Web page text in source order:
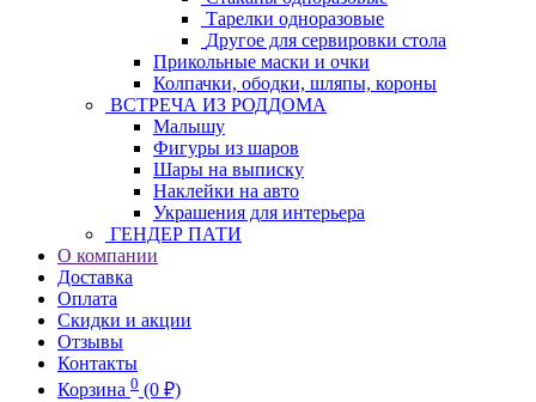
Тарелки одноразовые
Другое для сервировки стола
Прикольные маски и очки
Колпачки, ободки, шляпы, короны
ВСТРЕЧА ИЗ РОДДОМА
Малышу
Фигуры из шаров
Шары на выписку
Наклейки на авто
Украшения для интерьера
ГЕНДЕР ПАТИ
О компании
Доставка
Оплата
Скидки и акции
Отзывы
Контакты
Корзина 0 (0 ₽)